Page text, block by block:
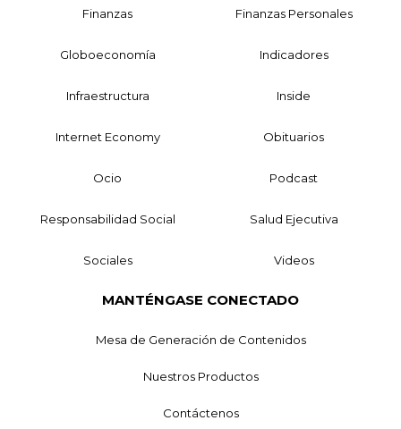
Finanzas Finanzas Personales
Globoeconomía Indicadores
Infraestructura Inside
Internet Economy Obituarios
Ocio Podcast
Responsabilidad Social Salud Ejecutiva
Sociales Videos
MANTÉNGASE CONECTADO
Mesa de Generación de Contenidos
Nuestros Productos
Contáctenos